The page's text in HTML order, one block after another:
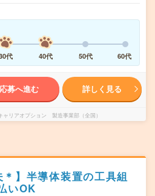
代 40代 50代 60代
応募へ進む 詳しく見る
ャリアオプション 製造事業部（全国）
＊】半導体装置の工具組
いOK